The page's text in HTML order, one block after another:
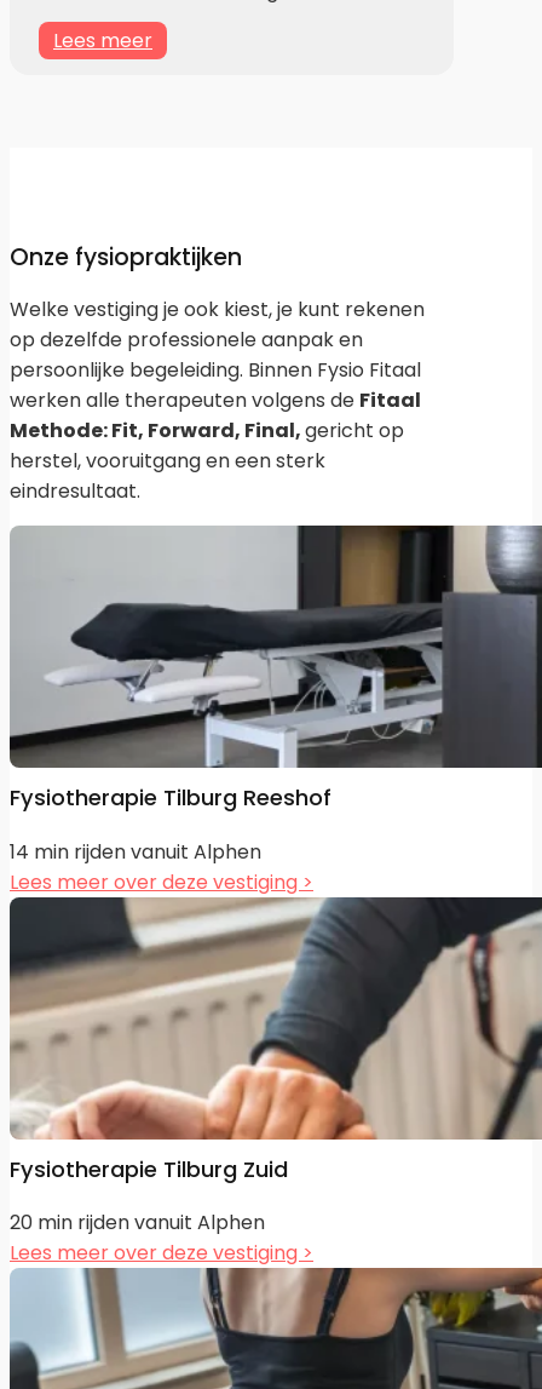
Lees meer
Onze fysiopraktijken
Welke vestiging je ook kiest, je kunt rekenen
op dezelfde professionele aanpak en
persoonlijke begeleiding. Binnen Fysio Fitaal
werken alle therapeuten volgens de Fitaal
Methode: Fit, Forward, Final,gericht op
herstel, vooruitgang en een sterk
eindresultaat.
Fysiotherapie Tilburg Reeshof
14 min rijden vanuit Alphen
Lees meer over deze vestiging >
Fysiotherapie Tilburg Zuid
20 min rijden vanuit Alphen
Lees meer over deze vestiging >